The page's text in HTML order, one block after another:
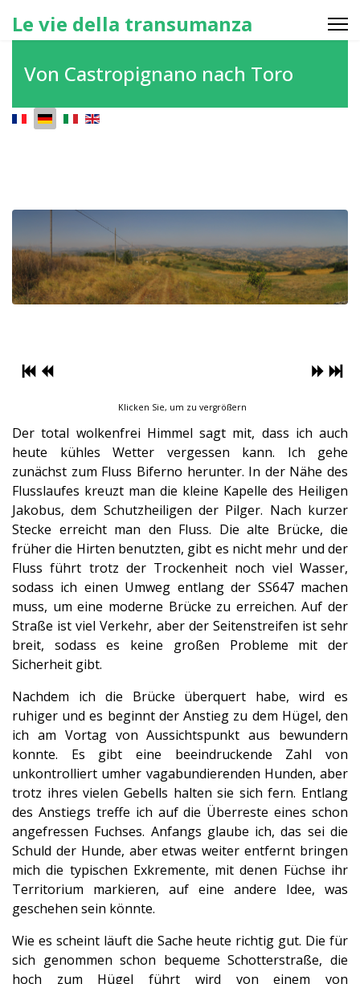
Le vie della transumanza
Von Castropignano nach Toro
Sprache auswählen
Klicken Sie, um zu vergrößern
Der total wolkenfrei Himmel sagt mit, dass ich auch
heute kühles Wetter vergessen kann. Ich gehe
zunächst zum Fluss Biferno herunter. In der Nähe des
Flusslaufes kreuzt man die kleine Kapelle des Heiligen
Jakobus, dem Schutzheiligen der Pilger. Nach kurzer
Stecke erreicht man den Fluss. Die alte Brücke, die
früher die Hirten benutzten, gibt es nicht mehr und der
Fluss führt trotz der Trockenheit noch viel Wasser,
sodass ich einen Umweg entlang der SS647 machen
muss, um eine moderne Brücke zu erreichen. Auf der
Straße ist viel Verkehr, aber der Seitenstreifen ist sehr
breit, sodass es keine großen Probleme mit der
Sicherheit gibt.
Nachdem ich die Brücke überquert habe, wird es
ruhiger und es beginnt der Anstieg zu dem Hügel, den
ich am Vortag von Aussichtspunkt aus bewundern
konnte. Es gibt eine beeindruckende Zahl von
unkontrolliert umher vagabundierenden Hunden, aber
trotz ihres vielen Gebells halten sie sich fern. Entlang
des Anstiegs treffe ich auf die Überreste eines schon
angefressen Fuchses. Anfangs glaube ich, das sei die
Schuld der Hunde, aber etwas weiter entfernt bringen
mich die typischen Exkremente, mit denen Füchse ihr
Territorium markieren, auf eine andere Idee, was
geschehen sein könnte.
Wie es scheint läuft die Sache heute richtig gut. Die für
sich genommen schon bequeme Schotterstraße, die
hoch zum Hügel führt wird von einem von